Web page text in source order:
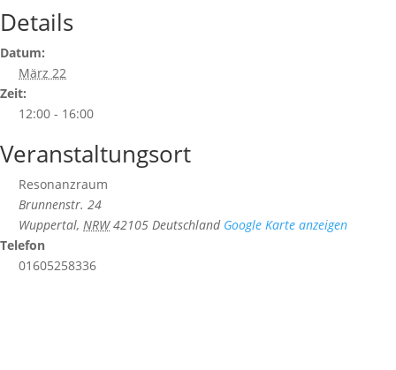
Details
Datum:
März 22
Zeit:
12:00 - 16:00
Veranstaltungsort
Resonanzraum
Brunnenstr. 24
Wuppertal, NRW 42105 Deutschland Google Karte anzeigen
Telefon
01605258336